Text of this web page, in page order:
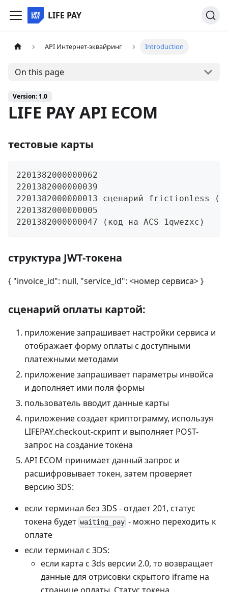
LIFE PAY
API Интернет-эквайринг Introduction
On this page
Version: 1.0
LIFE PAY API ECOM
тестовые карты
2201382000000062
2201382000000039
2201382000000013 сценарий frictionless
2201382000000005
2201382000000047 (код на ACS 1qwezxc)
структура JWT-токена
{ "invoice_id": null, "service_id": <номер сервиса> }
сценарий оплаты картой:
приложение запрашивает настройки сервиса и
отображает форму оплаты с доступными
платежными методами
приложение запрашивает параметры инвойса
и дополняет ими поля формы
пользователь вводит данные карты
приложение создает криптограмму, используя
LIFEPAY.checkout-скрипт и выполняет POST-
запрос на создание токена
API ECOM принимает данный запрос и
расшифровывает токен, затем проверяет
версию 3DS:
если терминал без 3DS - отдает 201, статус
токена будет waiting_pay - можно переходить к
оплате
если терминал с 3DS:
если карта с 3ds версии 2.0, то возвращает
данные для отрисовки скрытого iframe на